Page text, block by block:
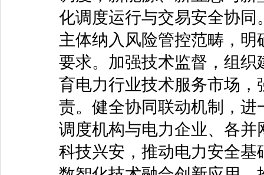
化调度运行与交易安全协
主体纳入风险管控范畴，
要求。加强技术监督，组
育电力行业技术服务市场
责。健全协同联动机制，
调度机构与电力企业、各
科技兴安，推动电力安全